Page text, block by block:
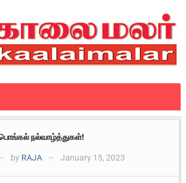
நல்வாழ்த்துகள்!
— by RAJA — January 15, 2023